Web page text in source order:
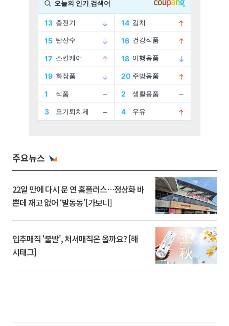
주요뉴스
22일 만에 다시 문 연 홈플러스…정상화 바
쁜데 재고 없어 ‘발동동’[가보니]
입추매직 '불발', 처서매직은 올까요? [해
시태그]